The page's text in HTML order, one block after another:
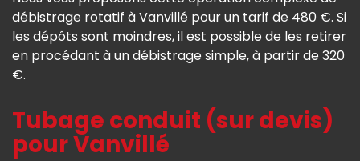
débistrage rotatif à Vanvillé pour un tarif de 480 €. Si
les dépôts sont moindres, il est possible de les retirer
en procédant à un débistrage simple, à partir de 320
€.
Tubage conduit (sur devis)
pour Vanvillé